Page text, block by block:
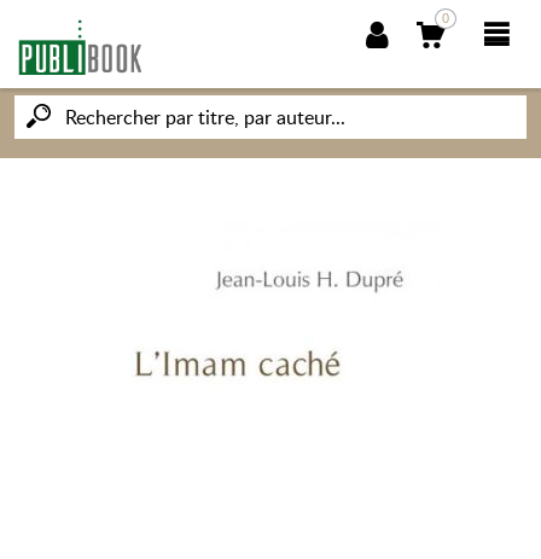
0
NOUVEAUTÉS
SOCIÉTÉ DES ÉCRIVAINS
CONNAISSANCES ET SAVOIRS